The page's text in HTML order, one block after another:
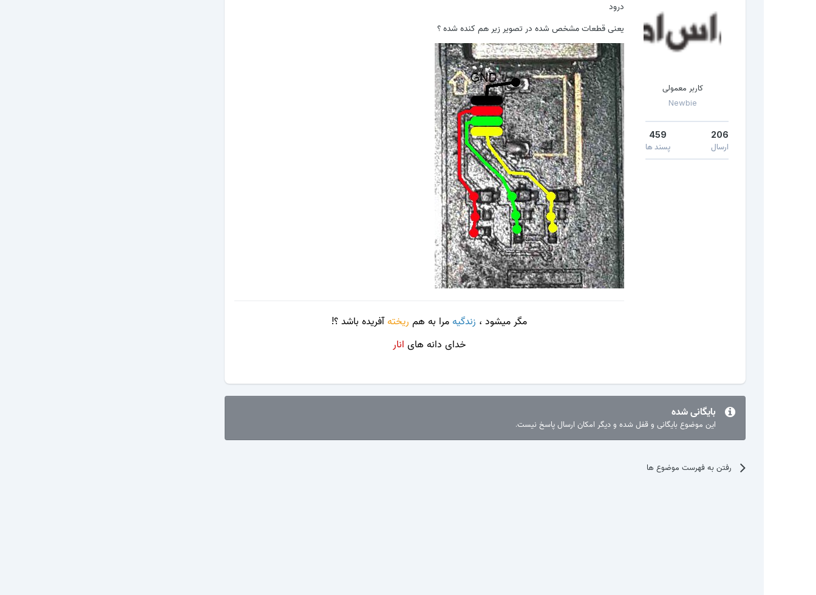
کاربر معمولی
Newbie
206
ارسال
459
پسند ها
درود
یعنی قطعات مشخص شده در تصویر زیر هم کنده شده ؟
مگر میشود ، زندگیه مرا به هم ریختهآفریده باشد ؟!
خدای دانه های انار
بایگانی شده
این موضوع بایگانی و قفل شده و دیگر امکان ارسال پاسخ نیست.
رفتن به فهرست موضوع ها